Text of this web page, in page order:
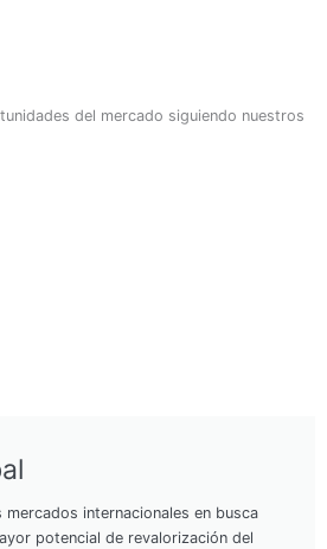
del mercado siguiendo nuestros
mercados internacionales en busca
potencial de revalorización del